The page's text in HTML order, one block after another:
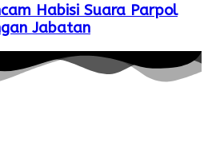
Habisi Suara Parpol
Jabatan